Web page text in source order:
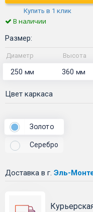
Купить в 1 клик
В наличии
Размер:
Диаметр Высота
250 мм 360 мм
Цвет каркаса
Золото
Серебро
Доставка в г. Эль-